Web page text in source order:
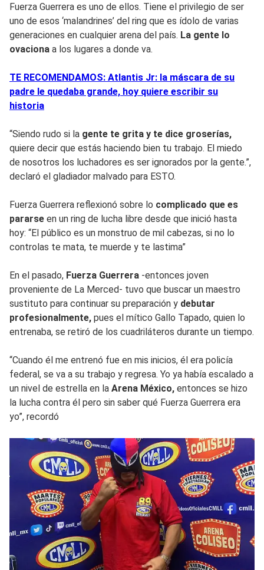
Fuerza Guerrera es uno de ellos. Tiene el privilegio de ser
uno de esos ‘malandrines’ del ring que es ídolo de varias
generaciones en cualquier arena del país. La gente lo
ovaciona a los lugares a donde va.
TE RECOMENDAMOS: Atlantis Jr: la máscara de su
padre le quedaba grande, hoy quiere escribir su
historia
“Siendo rudo si la gente te grita y te dice groserías,
quiere decir que estás haciendo bien tu trabajo. El miedo
de nosotros los luchadores es ser ignorados por la gente.”,
declaró el gladiador malvado para ESTO.
Fuerza Guerrera reflexionó sobre lo complicado que es
pararse en un ring de lucha libre desde que inició hasta
hoy: “El público es un monstruo de mil cabezas, si no lo
controlas te mata, te muerde y te lastima”
En el pasado, Fuerza Guerrera -entonces joven
proveniente de La Merced- tuvo que buscar un maestro
sustituto para continuar su preparación y debutar
profesionalmente, pues el mítico Gallo Tapado, quien lo
entrenaba, se retiró de los cuadriláteros durante un tiempo.
“Cuando él me entrenó fue en mis inicios, él era policía
federal, se va a su trabajo y regresa. Yo ya había escalado a
un nivel de estrella en la Arena México, entonces se hizo
la lucha contra él pero sin saber qué Fuerza Guerrera era
yo”, recordó